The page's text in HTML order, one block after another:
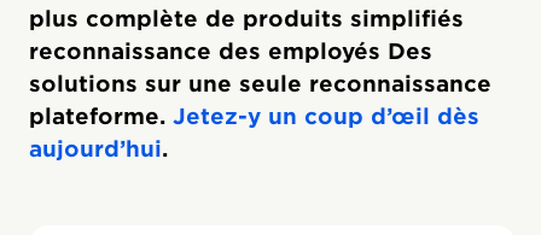
plus complète de produits simplifiés
reconnaissance des employés Des
solutions sur une seule reconnaissance
plateforme. Jetez-y un coup d’œil dès
aujourd’hui.